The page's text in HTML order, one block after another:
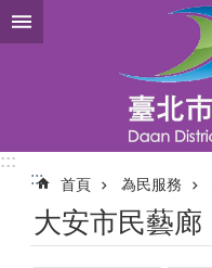
跳到主要內容區塊
:::
:::
首頁 為民服務
大安市民藝廊